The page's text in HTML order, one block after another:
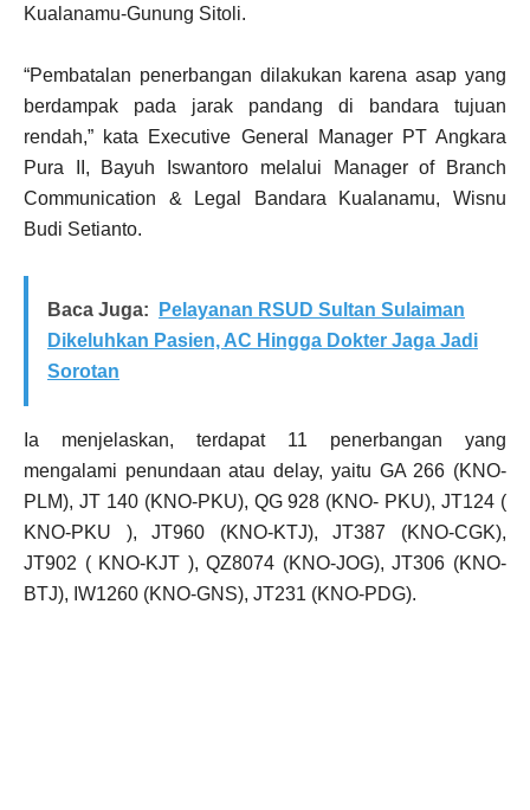
Kualanamu-Gunung Sitoli.
“Pembatalan penerbangan dilakukan karena asap yang
berdampak pada jarak pandang di bandara tujuan
rendah,” kata Executive General Manager PT Angkara
Pura II, Bayuh Iswantoro melalui Manager of Branch
Communication & Legal Bandara Kualanamu, Wisnu
Budi Setianto.
Baca Juga:
Pelayanan RSUD Sultan Sulaiman
Dikeluhkan Pasien, AC Hingga Dokter Jaga Jadi
Sorotan
Ia menjelaskan, terdapat 11 penerbangan yang
mengalami penundaan atau delay, yaitu GA 266 (KNO-
PLM), JT 140 (KNO-PKU), QG 928 (KNO- PKU), JT124 (
KNO-PKU ), JT960 (KNO-KTJ), JT387 (KNO-CGK),
JT902 ( KNO-KJT ), QZ8074 (KNO-JOG), JT306 (KNO-
BTJ), IW1260 (KNO-GNS), JT231 (KNO-PDG).